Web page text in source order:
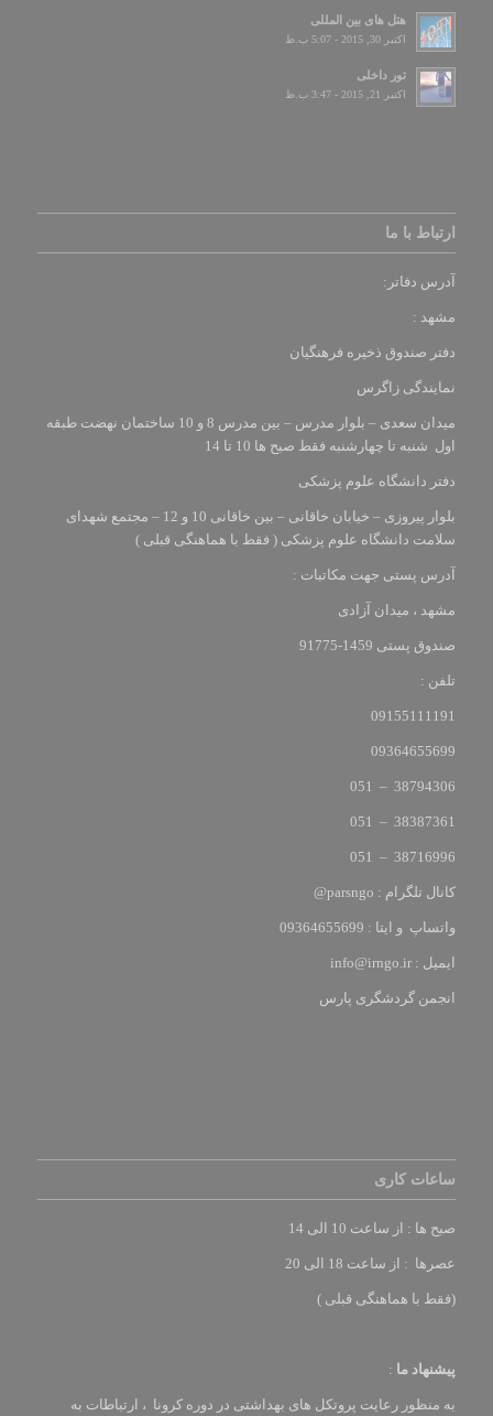
هتل های بین المللی
اکتبر 30, 2015 - 5:07 ب.ظ
تور داخلی
اکتبر 21, 2015 - 3:47 ب.ظ
ارتباط با ما
آدرس دفاتر:
مشهد :
دفتر صندوق ذخیره فرهنگیان
نمایندگی زاگرس
میدان سعدی – بلوار مدرس – بین مدرس 8 و 10 ساختمان نهضت طبقه
اول شنبه تا چهارشنبه فقط صبح ها 10 تا 14
دفتر دانشگاه علوم پزشکی
بلوار پیروزی – خیابان خاقانی – بین خاقانی 10 و 12 – مجتمع شهدای
سلامت دانشگاه علوم پزشکی ( فقط با هماهنگی قبلی )
آدرس پستی جهت مکاتبات :
مشهد ، میدان آزادی
صندوق پستی 1459-91775
تلفن :
09155111191
09364655699
38794306 – 051
38387361 – 051
38716996 – 051
کانال تلگرام : parsngo@
واتساپ و ایتا : 09364655699
ایمیل : info@irngo.ir
انجمن گردشگری پارس
ساعات کاری
صبح ها : از ساعت 10 الی 14
عصرها : از ساعت 18 الی 20
(فقط با هماهنگی قبلی )
پیشنهاد ما :
به منظور رعایت پروتکل های بهداشتی در دوره کرونا ، ارتباطات به